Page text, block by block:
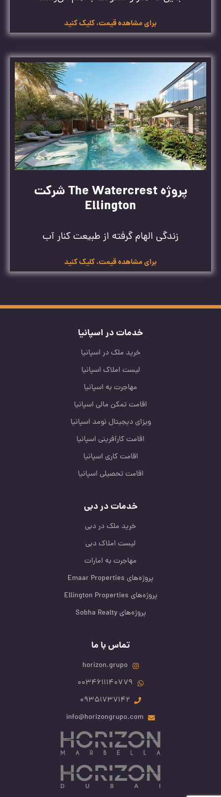
برای مشاهده قیمت، کلیک کنید
پروژه The Watercrest شرکت
Ellington
زندگی الهام گرفته از طبیعت کنار آب
برای مشاهده قیمت، کلیک کنید
خدمات در اسپانیا
خرید ملک در اسپانیا
لیست املاک اسپانیا
مهاجرت به اسپانیا
اقامت تمکن مالی اسپانیا
ویزای دیجیتال نومد اسپانیا
اقامت کارآفرینی اسپانیا
اقامت کاری اسپانیا
اقامت تحصیلی اسپانیا
خدمات در دبی
خرید ملک در دبی
لیست املاک دبی
مهاجرت به امارات
پروژه‌های Emaar Properties
پروژه‌های Ellington Properties
پروژه‌های Sobha Realty
تماس با ما
horizon.grupo
0034611140779
09351737142
info@horizongrupo.com